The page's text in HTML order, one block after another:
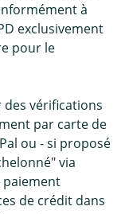
à
exclusivement
pour le
des vérifications
par carte de
ou - si proposé
via
paiement
de crédit dans